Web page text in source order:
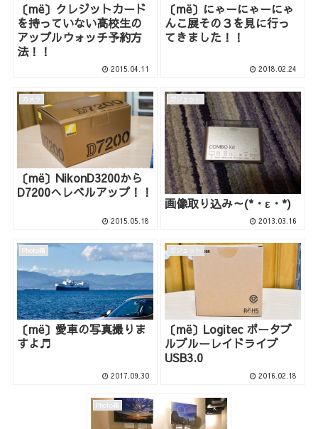
〔më〕クレジットカード
を持っていない高校生の
アップルウォッチ予約方
法！！
2015.04.11
〔më〕にゃーにゃーにゃ
んこ展その３を見に行っ
てきました！！
2018.02.24
カメラ
〔më〕NikonD3200から
D7200へレベルアップ！！
2015.05.18
ガジェット
画像取り込み～(*・ε・*)
2013.03.16
Photo箱
〔më〕愛車の写真撮りま
すよ♬
2017.09.30
ガジェット
〔më〕Logitec ポータブ
ルブルーレイドライブ
USB3.0
2016.02.18
Photo箱